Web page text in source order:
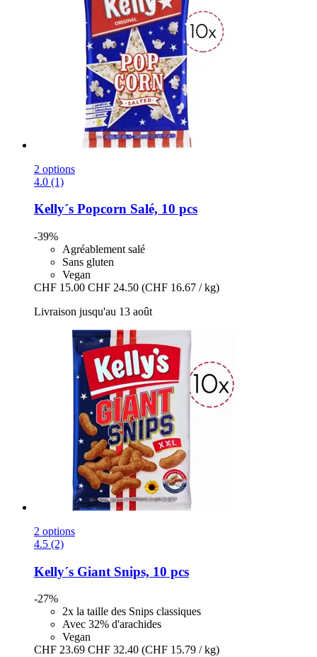
2 options
4.0 (1)
Kelly´s Popcorn Salé, 10 pcs
-39%
Agréablement salé
Sans gluten
Vegan
CHF 15.00 CHF 24.50 (CHF 16.67 / kg)
Livraison jusqu'au 13 août
2 options
4.5 (2)
Kelly´s Giant Snips, 10 pcs
-27%
2x la taille des Snips classiques
Avec 32% d'arachides
Vegan
CHF 23.69 CHF 32.40 (CHF 15.79 / kg)